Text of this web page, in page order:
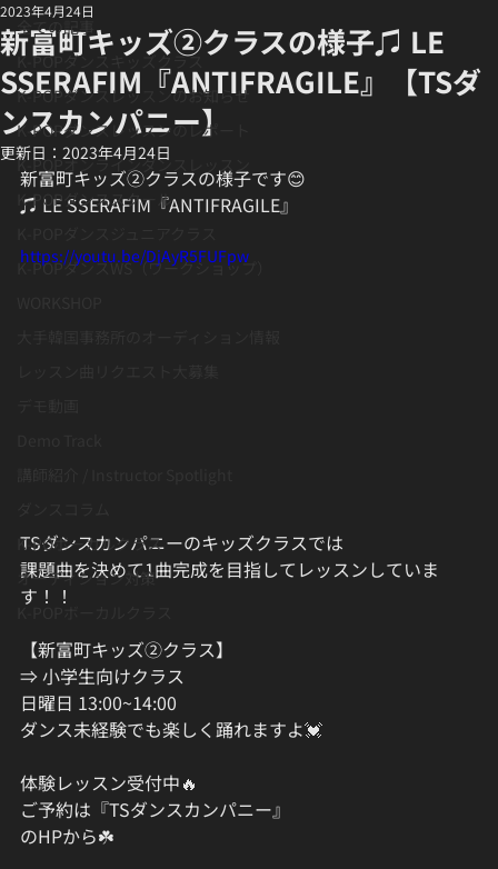
全ての記事
K-POPダンスキッズクラス
K-POPダンスレッスンのお知らせ
K-POPダンスレッスンのレポート
K-POPオンラインダンスレッスン
K-POPダンススクール
K-POPダンスWS（ワークショップ）
K-POボーカルクラス
オーディション対策
新富町キッズ②クラスの様子♫ LE
SSERAFIM『ANTIFRAGILE』【TSダ
ンスカンパニー】
2023年4月24日
更新日： 2023年4月24日
新富町キッズ②クラスの様子です😊
♫ LE SSERAFIM『ANTIFRAGILE』
https://youtu.be/DjAyR5FUFpw
TSダンスカンパニーのキッズクラスでは
課題曲を決めて1曲完成を目指してレッスンしていま
す！！
【新富町キッズ②クラス】
⇒ 小学生向けクラス
日曜日 13:00~14:00
ダンス未経験でも楽しく踊れますよ💓
体験レッスン受付中🔥
ご予約は『TSダンスカンパニー』
のHPから☘️